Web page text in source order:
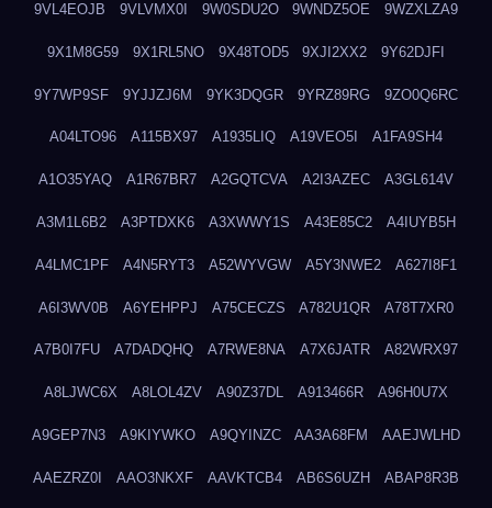
9VL4EOJB 9VLVMX0I 9W0SDU2O 9WNDZ5OE 9WZXLZA9
9X1M8G59 9X1RL5NO 9X48TOD5 9XJI2XX2 9Y62DJFI
9Y7WP9SF 9YJJZJ6M 9YK3DQGR 9YRZ89RG 9ZO0Q6RC
A04LTO96 A115BX97 A1935LIQ A19VEO5I A1FA9SH4
A1O35YAQ A1R67BR7 A2GQTCVA A2I3AZEC A3GL614V
A3M1L6B2 A3PTDXK6 A3XWWY1S A43E85C2 A4IUYB5H
A4LMC1PF A4N5RYT3 A52WYVGW A5Y3NWE2 A627I8F1
A6I3WV0B A6YEHPPJ A75CECZS A782U1QR A78T7XR0
A7B0I7FU A7DADQHQ A7RWE8NA A7X6JATR A82WRX97
A8LJWC6X A8LOL4ZV A90Z37DL A913466R A96H0U7X
A9GEP7N3 A9KIYWKO A9QYINZC AA3A68FM AAEJWLHD
AAEZRZ0I AAO3NKXF AAVKTCB4 AB6S6UZH ABAP8R3B